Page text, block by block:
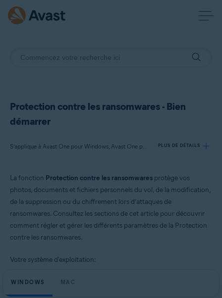
Protection contre les ransomwares - Bien
démarrer
S’applique à Avast One pour Windows, Avast One pour Mac PLUS DE DÉTAILS
Avast One 24.x pour Mac
Systèmes d'exploitation:
Microsoft Windows 11 Famille/Pro/Entreprise/Éducation
Microsoft Windows 8.1/Professionnel/Entreprise (32/64 bits)
Premium/Professionnel/Entreprise/Édition Intégrale - Service Pack 1
avec mise à jour cumulative de commodité (32/64 bits)
La fonction Protection contre les ransomwares protège vos
photos, documents et fichiers personnels du vol, de la modification,
de la suppression ou du chiffrement lors d’attaques de
ransomwares. Consultez les sections de cet article pour découvrir
comment régler et gérer les différents paramètres de la Protection
contre les ransomwares.
Votre système d'exploitation:
WINDOWS MAC